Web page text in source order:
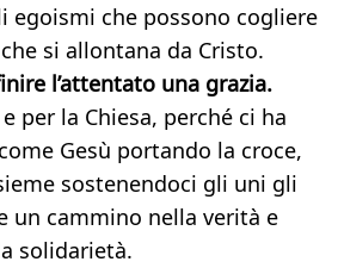
egoismi che possono cogliere
si allontana da Cristo.
l’attentato una grazia.
per la Chiesa, perché ci ha
Gesù portando la croce,
sostenendoci gli uni gli
un cammino nella verità e
solidarietà.